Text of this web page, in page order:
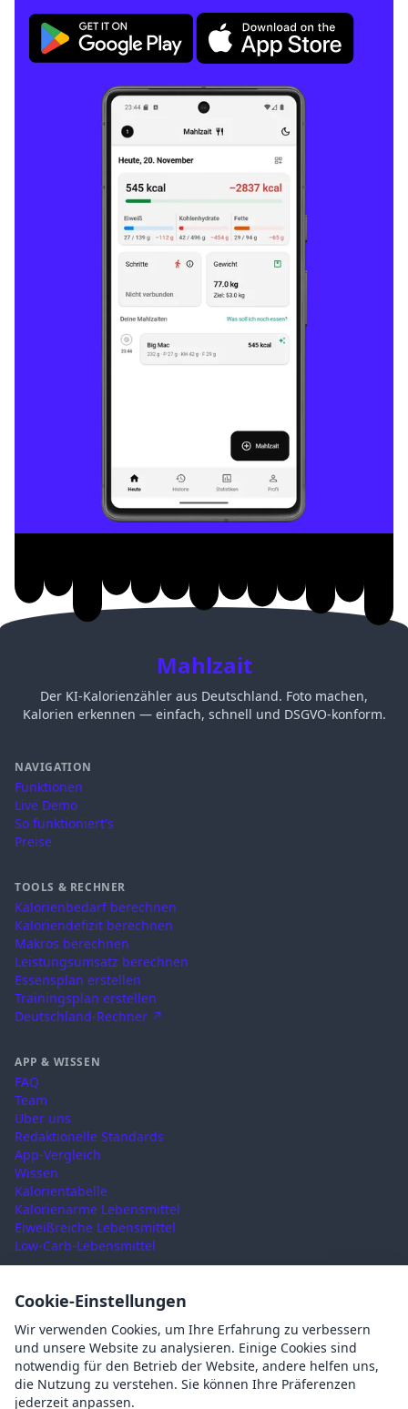
Mahlzait
Der KI-Kalorienzähler aus Deutschland. Foto machen,
Kalorien erkennen — einfach, schnell und DSGVO-konform.
NAVIGATION
Funktionen
Live Demo
So funktioniert's
Preise
TOOLS & RECHNER
Kalorienbedarf berechnen
Kaloriendefizit berechnen
Makros berechnen
Leistungsumsatz berechnen
Essensplan erstellen
Trainingsplan erstellen
Deutschland-Rechner ↗
APP & WISSEN
FAQ
Team
Über uns
Redaktionelle Standards
App-Vergleich
Wissen
Kalorientabelle
Kalorienarme Lebensmittel
Eiweißreiche Lebensmittel
Low-Carb-Lebensmittel
RECHTLICHES
Nutzungsbedingungen
Datenschutz
Impressum
AGB
Cookies
Cookie-Einstellungen
Cookie-Einstellungen
Wir verwenden Cookies, um Ihre Erfahrung zu verbessern
und unsere Website zu analysieren. Einige Cookies sind
notwendig für den Betrieb der Website, andere helfen uns,
die Nutzung zu verstehen. Sie können Ihre Präferenzen
jederzeit anpassen.